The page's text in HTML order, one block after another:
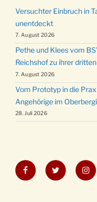
Versuchter Einbruch in
unentdeckt
7. August 2026
Pethe und Klees vom
Reichshof zu ihrer
7. August 2026
Vom Prototyp in die
Angehörige im
28. Juli 2026
FacebookTwitter